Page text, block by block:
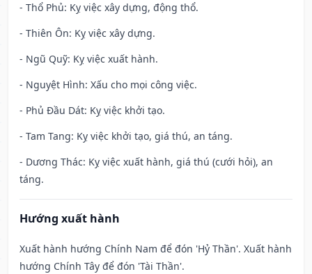
- Thổ Phủ: Kỵ việc xây dựng, động thổ.
- Thiên Ôn: Kỵ việc xây dựng.
- Ngũ Quỹ: Kỵ việc xuất hành.
- Nguyệt Hình: Xấu cho mọi công việc.
- Phủ Đầu Dát: Kỵ việc khởi tạo.
- Tam Tang: Kỵ việc khởi tạo, giá thú, an táng.
- Dương Thác: Kỵ việc xuất hành, giá thú (cưới hỏi), an
táng.
Hướng xuất hành
Xuất hành hướng Chính Nam để đón 'Hỷ Thần'. Xuất hành
hướng Chính Tây để đón 'Tài Thần'.